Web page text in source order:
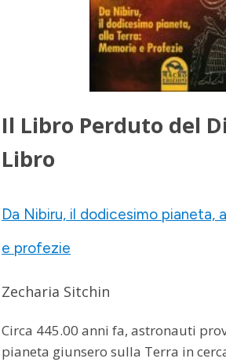
Il Libro Perduto del
Libro
Da Nibiru, il dodicesimo pianeta,
e profezie
Zecharia Sitchin
Circa 445.00 anni fa, astronauti
pianeta giunsero sulla Terra in